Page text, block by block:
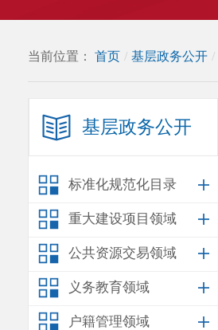
当前位置： 首页 / 基层政务公开 /
基层政务公开
标准化规范化目录
重大建设项目领域
公共资源交易领域
义务教育领域
户籍管理领域